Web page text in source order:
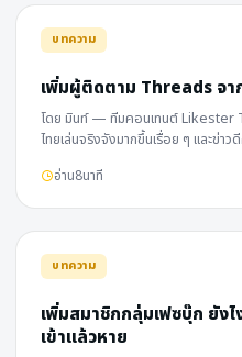
บทความ
เพิ่มผู้ติดตาม Threads จ
โดย มินท์ — ทีมคอนเทนต์ Likester
ไทยเล่นจริงจังมากขึ้นเรื่อย ๆ และข่า
อ่าน8นาที
บทความ
เพิ่มสมาชิกกลุ่มเฟซบุ๊ก ยัง
เข้าแล้วหาย